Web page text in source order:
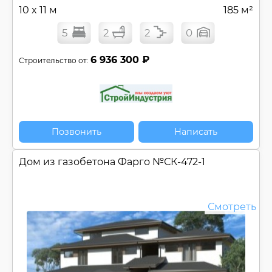
10 x 11 м 185 м²
5 2 2 0
Строительство от: 6 936 300 ₽
Позвонить Написать
Дом из газобетона Фарго №СК-472-1
Смотреть